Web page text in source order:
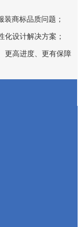
商标品质问题；
化设计解决方案；
更高进度、更有保障